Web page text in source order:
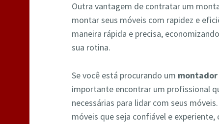
Outra vantagem de contratar um
montar seus móveis com rapidez e
maneira rápida e precisa,
sua rotina.
Se você está procurando um montador
importante encontrar um profissional
necessárias para lidar com seus
móveis que seja confiável e